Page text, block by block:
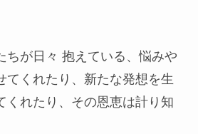
ちが日々 抱えている、悩みや
てくれたり、新たな発想を生
くれたり、その恩恵は計り知